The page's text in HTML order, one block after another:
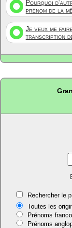
Pourquoi
prénom de la
Je veux me
transcription
Rechercher le
Toutes les
Prénoms
Prénoms